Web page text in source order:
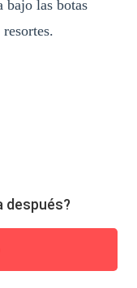
bajo las botas
después?